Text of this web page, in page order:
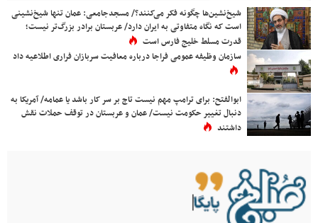
شیخ‌نشین‌ها چگونه فکر می‌کنند؟/ مسجدجامعی: عمان تنها شیخ‌نشینی
است که نگاه متفاوتی به ایران دارد/ عربستان برادر بزرگ‌تر نیست؛
قدرت مسلط خلیج فارس است
سازمان وظیفه عمومی فراجا درباره معافیت سربازان فراری اطلاعیه داد
ابوالفتح: برای ترامپ مهم نیست تاج بر سر کار باشد یا عمامه/ آمریکا به
دنبال تغییر حکومت نیست/ عمان و عربستان در توقف حملات نقش
داشتند